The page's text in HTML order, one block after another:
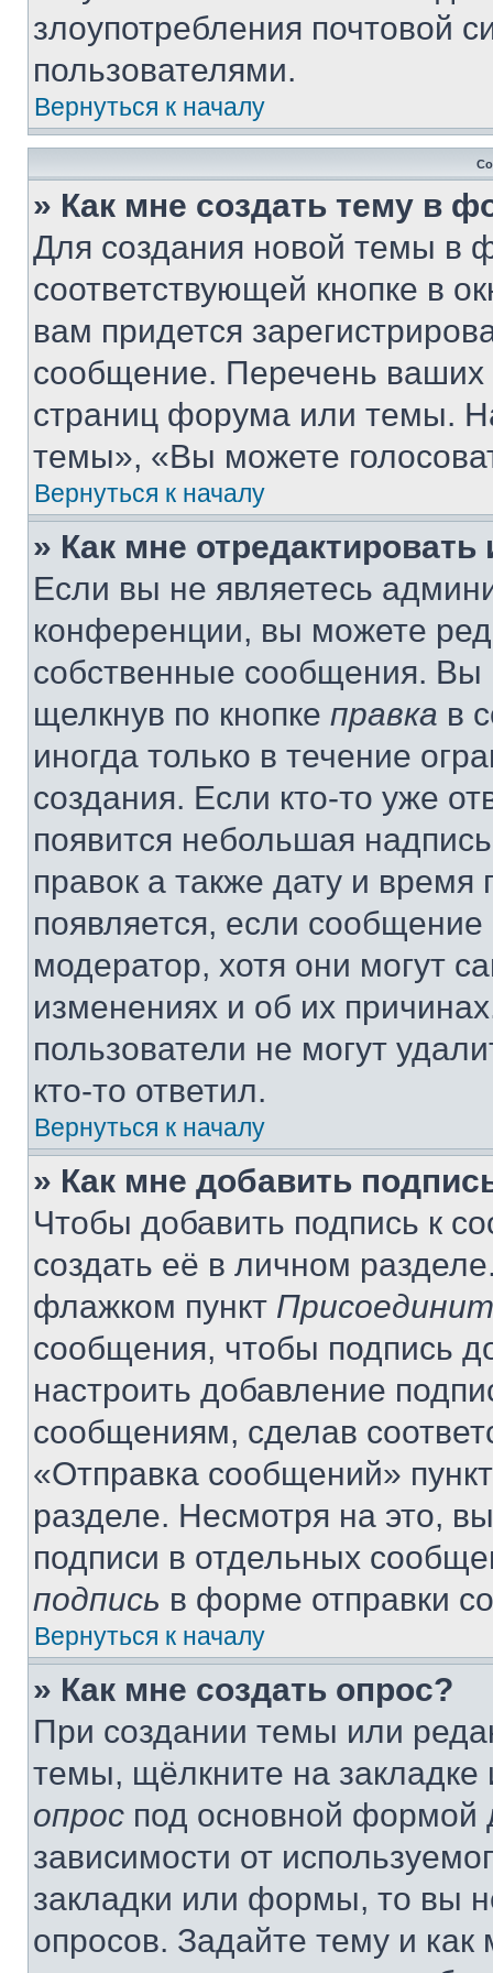
злоупотребления почтовой
пользователями.
Вернуться к началу
» Как мне создать тему в
Для создания новой темы в
соответствующей кнопке в
вам придется
сообщение. Перечень ваших
страниц форума или темы.
темы», «Вы можете
Вернуться к началу
» Как мне
Если вы не являетесь
конференции, вы можете
собственные сообщения. Вы
щелкнув по кнопке правка в
иногда только в течение
создания. Если кто-то уже
появится небольшая
правок а также дату и
появляется, если
модератор, хотя они могут
изменениях и об их
пользователи не могут
кто-то ответил.
Вернуться к началу
» Как мне добавить
Чтобы добавить подпись к
создать её в личном
флажком пункт
сообщения, чтобы подпись
настроить добавление
сообщениям, сделав
«Отправка сообщений»
разделе. Несмотря на это,
подписи в отдельных
подпись в форме отправки
Вернуться к началу
» Как мне создать опрос?
При создании темы или
темы, щёлкните на
опрос под основной формой
зависимости от
закладки или формы, то вы
опросов. Задайте тему и